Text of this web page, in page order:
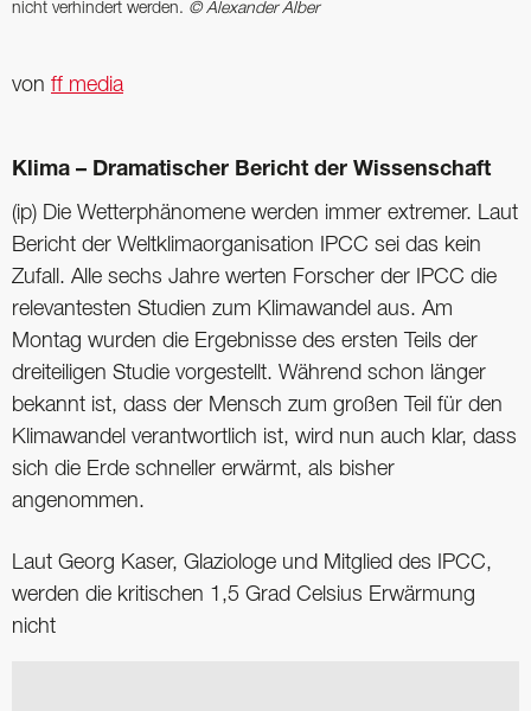
nicht verhindert werden. © Alexander Alber
von ff media
Klima – Dramatischer Bericht der Wissenschaft
(ip) Die Wetterphänomene werden immer extremer. Laut
Bericht der Weltklimaorganisation IPCC sei das kein
Zufall. Alle sechs Jahre werten Forscher der IPCC die
relevantesten Studien zum Klimawandel aus. Am
Montag wurden die Ergebnisse des ersten Teils der
dreiteiligen Studie vorgestellt. Während schon länger
bekannt ist, dass der Mensch zum großen Teil für den
Klimawandel verantwortlich ist, wird nun auch klar, dass
sich die Erde schneller erwärmt, als bisher
angenommen.
Laut Georg Kaser, Glaziologe und Mitglied des IPCC,
werden die kritischen 1,5 Grad Celsius Erwärmung
nicht